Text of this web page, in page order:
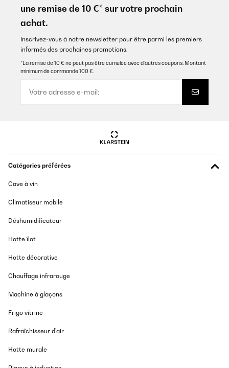
Utilisateur d'Amazon
Traduire
08/01/2025
Ich hatte den Mülleimer im Oktober bestellt und finde ihn mega
ging er kaputt. Ich habe dem Kundenservice angeschrieben und
entsorgen. Das nenn ich Kundenservice und freue mich sehr,
gewesen, da er ja nicht ganz billig ist
Amazon-Benutzer
Usuario/a de amazon
une remise de 10 €* sur votre prochain
achat.
Inscrivez-vous à notre newsletter pour être parmi les premiers
informés des prochaines promotions.
*La remise de 10 € ne peut pas être cumulée avec d’autres coupons. Montant
minimum de commande 100 €.
Catégories préférées
Cave à vin
Climatiseur mobile
Déshumidificateur
Hotte îlot
Hotte décorative
Chauffage infrarouge
Machine à glaçons
Frigo vitrine
Rafraîchisseur d'air
Hotte murale